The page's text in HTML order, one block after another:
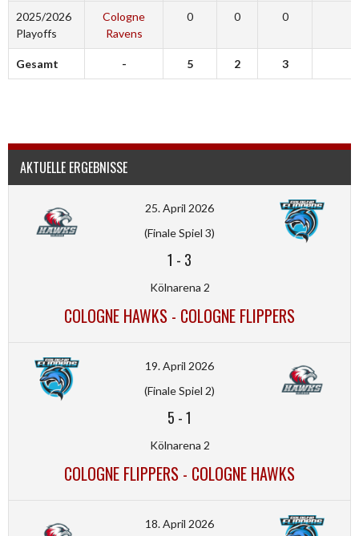
2025/2026
Playoffs
Cologne
Ravens
0 0 0
Gesamt - 5 2 3
AKTUELLE ERGEBNISSE
25. April 2026
(Finale Spiel 3)
1 - 3
Kölnarena 2
COLOGNE HAWKS - COLOGNE FLIPPERS
19. April 2026
(Finale Spiel 2)
5 -1
Kölnarena 2
COLOGNE FLIPPERS - COLOGNE HAWKS
18. April 2026